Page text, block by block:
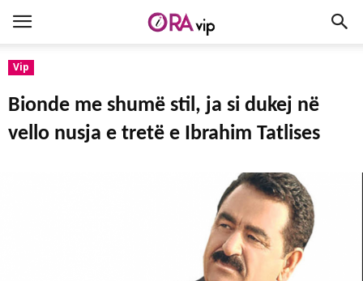
Vip
Bionde me shumë stil, ja si dukej në
vello nusja e tretë e Ibrahim Tatlises